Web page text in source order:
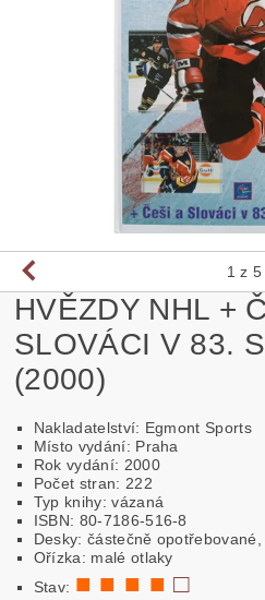
1 z 5
HVĚZDY NHL +
SLOVÁCI V 83.
(2000)
Nakladatelství: Egmont Sports
Místo vydání: Praha
Rok vydání: 2000
Počet stran: 222
Typ knihy: vázaná
ISBN: 80-7186-516-8
Desky: částečně
Ořízka: malé otlaky
Stav: ■ ■ ■ ■ □